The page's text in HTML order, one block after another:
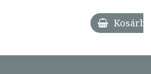
Kosárba